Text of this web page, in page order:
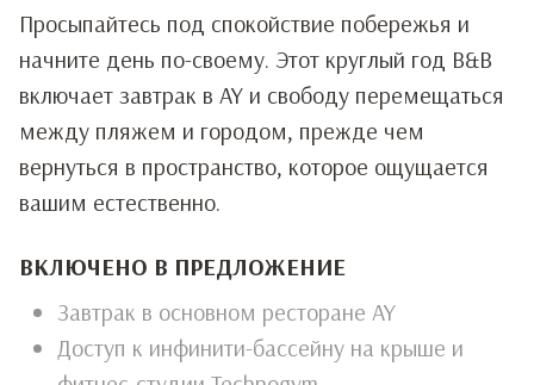
Просыпайтесь под спокойствие побережья и
начните день по-своему. Этот круглый год B&B
включает завтрак в AY и свободу перемещаться
между пляжем и городом, прежде чем
вернуться в пространство, которое ощущается
вашим естественно.
ВКЛЮЧЕНО В ПРЕДЛОЖЕНИЕ
Завтрак в основном ресторане AY
Доступ к инфинити-бассейну на крыше и